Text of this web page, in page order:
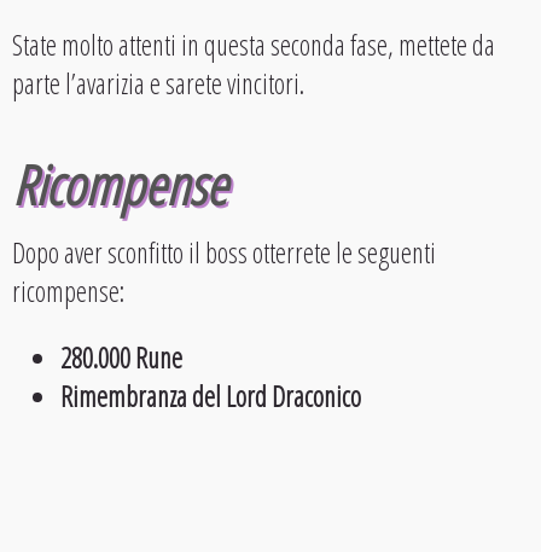
State molto attenti in questa seconda fase, mettete da
parte l’avarizia e sarete vincitori.
Ricompense
Dopo aver sconfitto il boss otterrete le seguenti
ricompense:
280.000 Rune
Rimembranza del Lord Draconico